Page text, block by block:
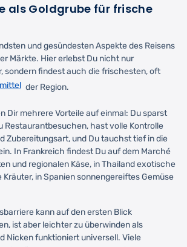
als Goldgrube für frische
und gesündesten Aspekte des Reisens
Märkte. Hier erlebst Du nicht nur
sondern findest auch die frischesten, oft
der Region.
Dir mehrere Vorteile auf einmal: Du sparst
Restaurantbesuchen, hast volle Kontrolle
Zubereitungsart, und Du tauchst tief in die
In Frankreich findest Du auf dem Marché
und regionalen Käse, in Thailand exotische
in Spanien sonnengereiftes Gemüse
kann auf den ersten Blick
ist aber leichter zu überwinden als
Nicken funktioniert universell. Viele